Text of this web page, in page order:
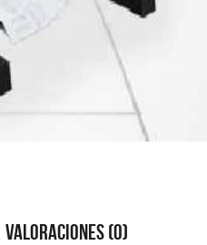
Valoraciones (0)